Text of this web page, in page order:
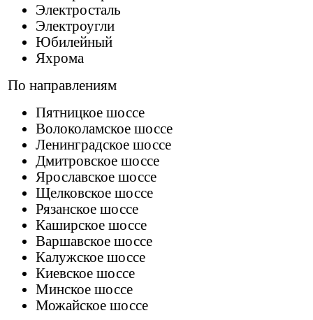
Электросталь
Электроугли
Юбилейный
Яхрома
По направлениям
Пятницкое шоссе
Волоколамское шоссе
Ленинградское шоссе
Дмитровское шоссе
Ярославское шоссе
Щелковское шоссе
Рязанское шоссе
Каширское шоссе
Варшавское шоссе
Калужское шоссе
Киевское шоссе
Минское шоссе
Можайское шоссе